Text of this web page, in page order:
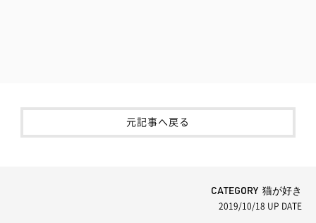
元記事へ戻る
CATEGORY 猫が好き
2019/10/18 UP DATE